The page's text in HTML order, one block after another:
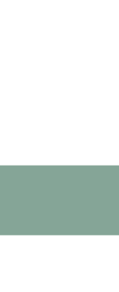
位》（第